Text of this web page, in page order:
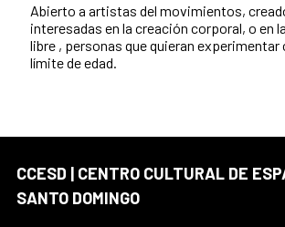
Abierto a artistas del movimientos,
interesadas en la creación corporal, o en
libre , personas que quieran experimentar
límite de edad.
CCESD | CENTRO CULTURAL DE
SANTO DOMINGO